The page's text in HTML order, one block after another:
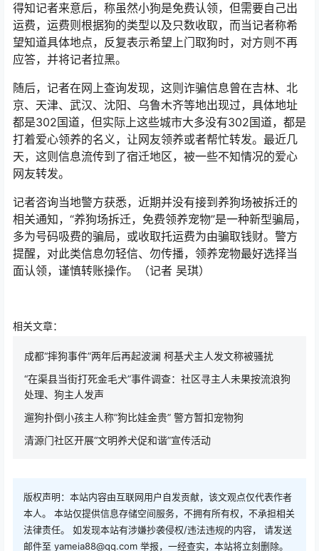
得知记者来意后，称虽然小狗是免费认领，但需要自己出
运费，运费则根据狗的类型以及只数收取，而当记者称希
望知道具体地点，反复表示希望上门取狗时，对方则不再
应答，并将记者拉黑。
随后，记者在网上查询发现，这则诈骗信息曾在吉林、北
京、天津、武汉、沈阳、乌鲁木齐等地出现过，具体地址
都是302国道，但实际上这些城市大多没有302国道，都是
打着爱心领养的名义，让网友领养或者帮忙转发。最近几
天，这则信息流传到了宿迁地区，被一些不知情况的爱心
网友转发。
记者咨询当地警方获悉，近期并没有接到养狗场被拆迁的
相关通知，“养狗场拆迁，免费领养宠物”是一种新型骗局，
多为号码吸费的骗局，或收取托运费为由骗取钱财。警方
提醒，对此类信息勿轻信、勿传播，领养宠物最好选择当
面认领，谨慎转账操作。（记者 吴琪）
相关文章：
成都“摔狗事件”两年后再起波澜 柯基犬主人发文称被骚扰
“在渠县当街打死金毛犬”事件调查：社区寻主人未果按流浪狗
处理、狗主人发声
遛狗扑倒小孩主人称”狗比娃金贵” 警方暂扣宠物狗
清源门社区开展“文明养犬促和谐”宣传活动
版权声明：本站内容由互联网用户自发贡献，该文观点仅代表作者
本人。 本站仅提供信息存储空间服务，不拥有所有权，不承担相关
法律责任。 如发现本站有涉嫌抄袭侵权/违法违规的内容， 请发送
邮件至 yameia88@qq.com 举报，一经查实，本站将立刻删除。